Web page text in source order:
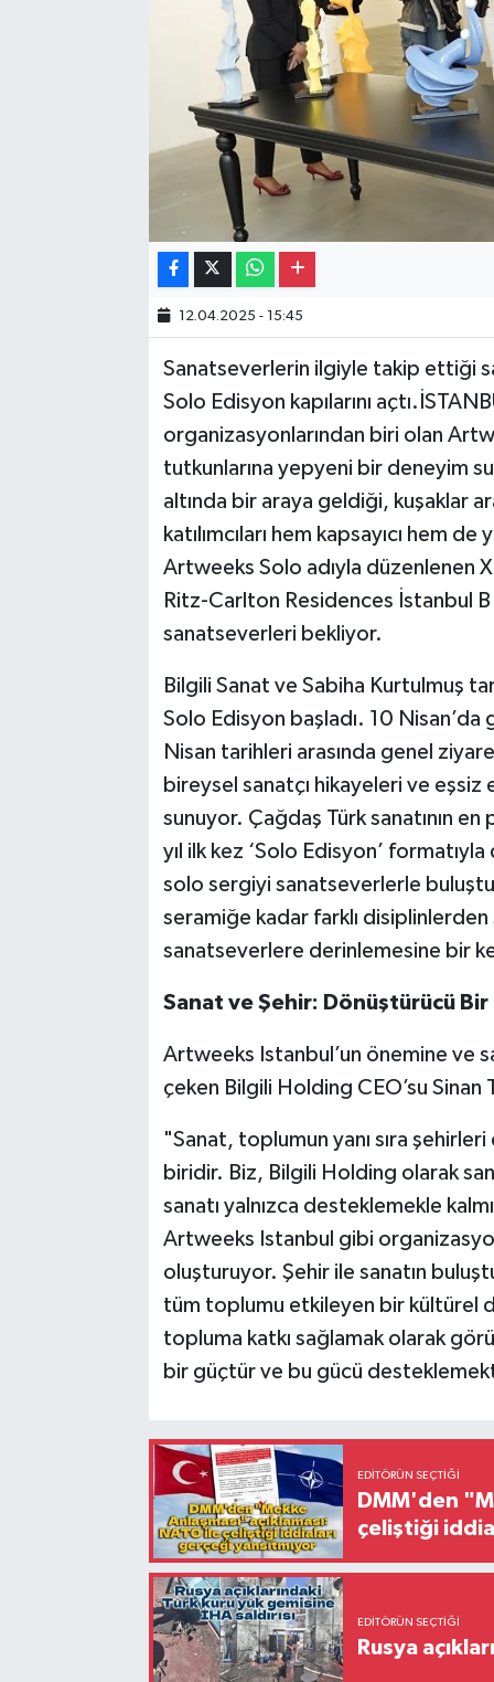
12.04.2025 - 15:45
Sanatseverlerin ilgiyle takip ettiği
Solo Edisyon kapılarını
organizasyonlarından biri olan
tutkunlarına yepyeni bir deneyim
altında bir araya geldiği, kuşaklar
katılımcıları hem kapsayıcı hem
Artweeks Solo adıyla düzenlenen
Ritz-Carlton Residences İstanbul
sanatseverleri bekliyor.
Bilgili Sanat ve Sabiha Kurtulmuş
Solo Edisyon başladı. 10
Nisan tarihleri arasında genel
bireysel sanatçı hikayeleri ve
sunuyor. Çağdaş Türk sanatının
yıl ilk kez ‘Solo Edisyon’
solo sergiyi sanatseverlerle
seramiğe kadar farklı
sanatseverlere derinlemesine bir
Sanat ve Şehir: Dönüştürücü Bir
Artweeks Istanbul’un önemine ve
çeken Bilgili Holding CEO’su Sinan
"Sanat, toplumun yanı sıra
biridir. Biz, Bilgili Holding olarak
sanatı yalnızca desteklemekle
Artweeks Istanbul gibi
oluşturuyor. Şehir ile sanatın
tüm toplumu etkileyen bir kültürel
topluma katkı sağlamak olarak
bir güçtür ve bu gücü
EDITÖRÜN SEÇTIĞI
DMM'den
çeliştiği
EDITÖRÜN SEÇTIĞI
Rusya